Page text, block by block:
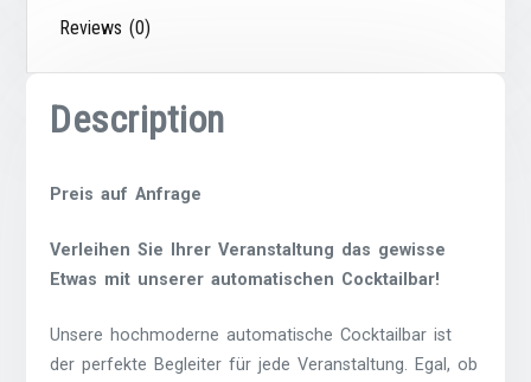
Reviews (0)
Description
Preis auf Anfrage
Verleihen Sie Ihrer Veranstaltung das gewisse
Etwas mit unserer automatischen Cocktailbar!
Unsere hochmoderne automatische Cocktailbar ist
der perfekte Begleiter für jede Veranstaltung. Egal, ob